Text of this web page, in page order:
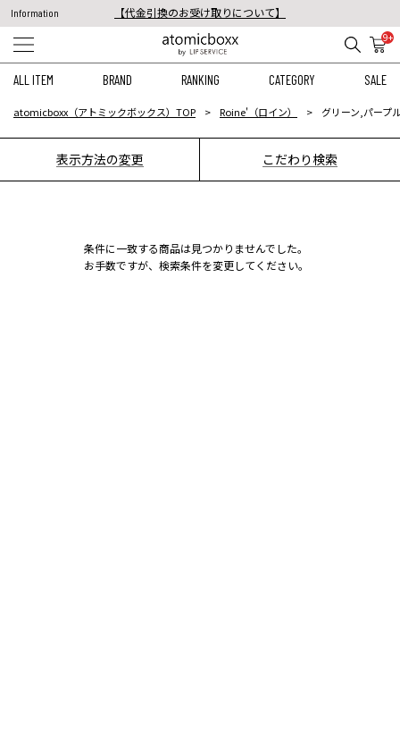
Information
【代金引換のお受け取りについて】
税込11,000円以上のご注文で送料無料！
9+
ALL ITEM BRAND RANKING CATEGORY SALE
atomicboxx（アトミックボックス）TOP Roine'（ロイン） グリーン,パープ
表示方法の変更 こだわり検索
条件に一致する商品は見つかりませんでした。
お手数ですが、検索条件を変更してください。